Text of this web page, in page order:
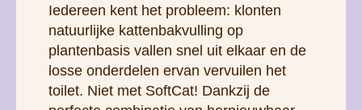
Iedereen kent het probleem: klonten
natuurlijke kattenbakvulling op
plantenbasis vallen snel uit elkaar en de
losse onderdelen ervan vervuilen het
toilet. Niet met SoftCat! Dankzij de